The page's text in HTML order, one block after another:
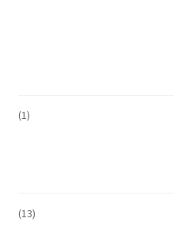
(1)
(13)